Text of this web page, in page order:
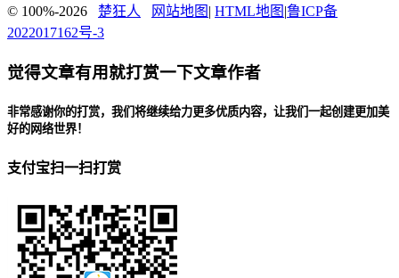
© 100%-2026 楚狂人 网站地图 | HTML地图 |鲁ICP备
2022017162号-3
觉得文章有用就打赏一下文章作者
非常感谢你的打赏，我们将继续给力更多优质内容，让我们一起创建更加美
好的网络世界！
支付宝扫一扫打赏